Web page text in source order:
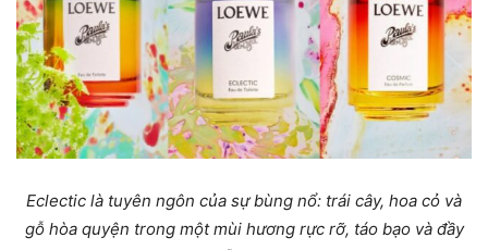
Eclectic là tuyên ngôn của sự bùng nổ: trái cây, hoa cỏ và
gỗ hòa quyện trong một mùi hương rực rỡ, táo bạo và đầy